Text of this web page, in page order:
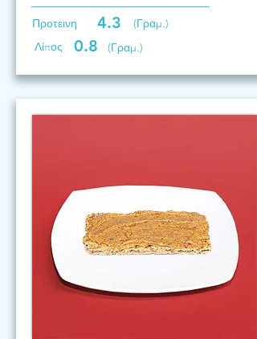
Προτεινη 4.3
(Γραμ.)
Λίπος
0.8 (Γραμ.)